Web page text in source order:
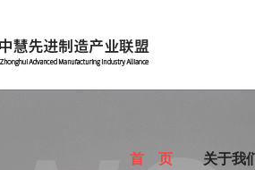
首 页 关于我